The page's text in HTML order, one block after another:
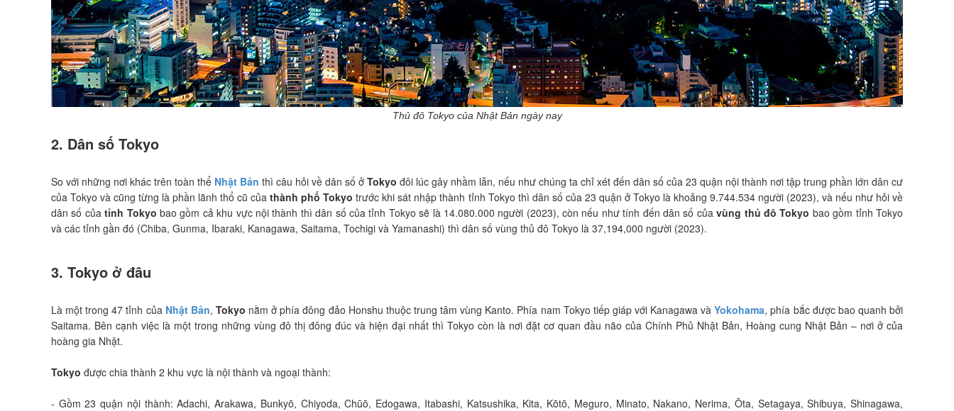
Thủ đô Tokyo của Nhật Bản ngày nay
2. Dân số Tokyo
So với những nơi khác trên toàn thể Nhật Bản thì câu hỏi về dân số ở Tokyo đôi lúc gây nhầm lẫn, nếu như chúng ta chỉ xét đến dân số của 23 quận nội thành nơi tập trung phần lớn dân cư
của Tokyo và cũng từng là phần lãnh thổ cũ củathành phố Tokyo trước khi sát nhập thành tỉnh Tokyo thì dân số của 23 quận ở Tokyo là khoảng 9.744.534 người (2023), và nếu như hỏi về
dân số củatỉnh Tokyo bao gồm cả khu vực nội thành thì dân số của tỉnh Tokyo sẽ là 14.080.000 người (2023), còn nếu như tính đến dân số củavùng thủ đô Tokyo bao gồm tỉnh Tokyo
và các tỉnh gần đó (Chiba, Gunma, Ibaraki, Kanagawa, Saitama, Tochigi và Yamanashi) thì dân số vùng thủ đô Tokyo là 37,194,000 người (2023).
3. Tokyo ở đâu
Là một trong 47 tỉnh của Nhật Bản, Tokyo nằm ở phía đông đảo Honshu thuộc trung tâm vùng Kanto. Phía nam Tokyo tiếp giáp với Kanagawa vàYokohama, phía bắc được bao quanh bởi
Saitama. Bên cạnh việc là một trong những vùng đô thị đông đúc và hiện đại nhất thì Tokyo còn là nơi đặt cơ quan đầu não của Chính Phủ Nhật Bản, Hoàng cung Nhật Bản – nơi ở của
hoàng gia Nhật.
Tokyo được chia thành 2 khu vực là nội thành và ngoại thành:
- Gồm 23 quận nội thành: Adachi, Arakawa, Bunkyō, Chiyoda, Chūō, Edogawa, Itabashi, Katsushika, Kita, Kōtō, Meguro, Minato, Nakano, Nerima, Ōta, Setagaya, Shibuya, Shinagawa,